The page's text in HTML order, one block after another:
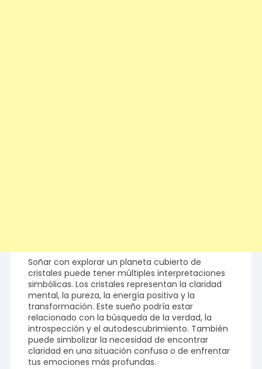
Soñar con explorar un planeta cubierto de
cristales puede tener múltiples interpretaciones
simbólicas. Los cristales representan la claridad
mental, la pureza, la energía positiva y la
transformación. Este sueño podría estar
relacionado con la búsqueda de la verdad, la
introspección y el autodescubrimiento. También
puede simbolizar la necesidad de encontrar
claridad en una situación confusa o de enfrentar
tus emociones más profundas.